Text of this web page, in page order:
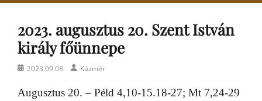
2023. augusztus 20. Szent István
király főünnepe
Posted2023.09.08. AuthorKázmér
Augusztus 20. – Péld 4,10-15.18-27; Mt 7,24-29